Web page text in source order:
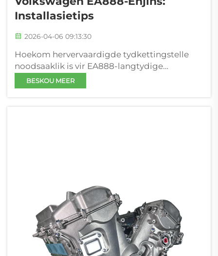
Installasietips
2026-04-06 09:13:30
Hoekom hervervaardigde tydkettingstelle
noodsaaklik is vir EA888-langtydige
lewensduur Vroegtydige uitrekking en
spannermislukking in Gen 3 EA888-enjins
BESKOU MEER